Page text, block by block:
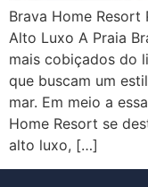
Brava Home
Alto Luxo A Praia
mais cobiçados do
que buscam um
mar. Em meio a
Home Resort se
alto luxo, […]